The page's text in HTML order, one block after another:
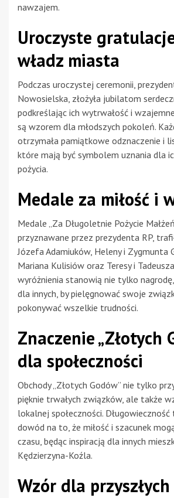
nawzajem.
Uroczyste
władz miasta
Podczas uroczystej ceremonii,
Nowosielska, złożyła jubilatom
podkreślając ich wytrwałość i
są wzorem dla młodszych pokoleń.
otrzymała pamiątkowe odznaczenie i
które mają być symbolem uznania dla
pożycia.
Medale za miłość i
Medale „Za Długoletnie Pożycie
przyznawane przez prezydenta RP,
Józefa Adamiuków, Heleny i Zygmunta
Mariana Kulisiów oraz Teresy i
wyróżnienia stanowią nie tylko
dla innych, by pielęgnować swoje
pokonywać wszelkie trudności.
Znaczenie „Złotych
dla społeczności
Obchody „Złotych Godów” nie tylko
pięknie trwałych związków, ale także
lokalnej społeczności.
dowód na to, że miłość i szacunek
czasu, będąc inspiracją dla innych
Kędzierzyna-Koźla.
Wzór dla